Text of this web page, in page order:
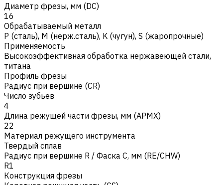
Диаметр фрезы, мм (DC)
16
Обрабатываемый металл
Р (сталь), M (нерж.сталь), K (чугун), S (жаропрочные)
Применяемость
Высокоэффективная обработка нержавеющей стали,
титана
Профиль фрезы
Радиус при вершине (CR)
Число зубьев
4
Длина режущей части фрезы, мм (APMX)
22
Материал режущего инструмента
Твердый сплав
Радиус при вершине R / Фаска C, мм (RE/CHW)
R1
Конструкция фрезы